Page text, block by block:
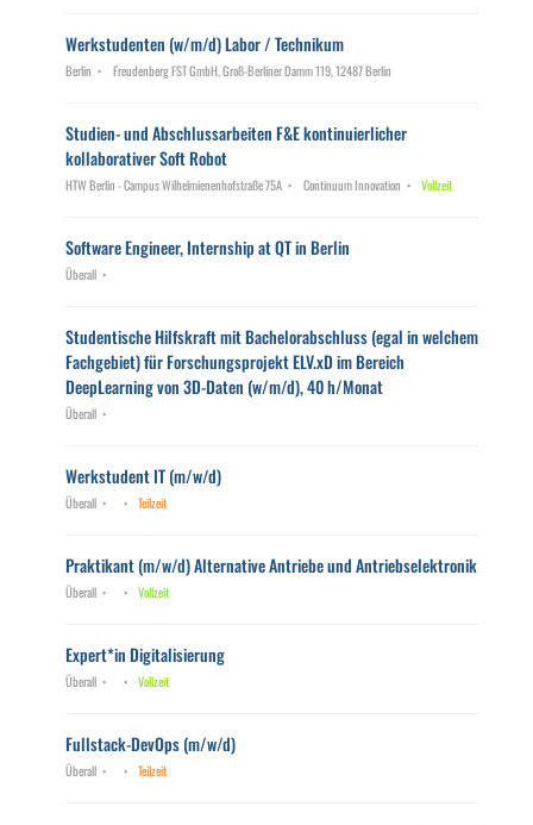
Werkstudenten (w/m/d) Labor / Technikum
Berlin Freudenberg FST GmbH, Groß-Berliner Damm 119, 12487 Berlin
Studien- und Abschlussarbeiten F&E kontinuierlicher
kollaborativer Soft Robot
HTW Berlin - Campus Wilhelmienenhofstraße 75A Continuum Innovation Vollzeit
Software Engineer, Internship at QT in Berlin
Überall
Studentische Hilfskraft mit Bachelorabschluss (egal in welchem
Fachgebiet) für Forschungsprojekt ELV.xD im Bereich
DeepLearning von 3D-Daten (w/m/d), 40 h/Monat
Überall
Werkstudent IT (m/w/d)
Überall Teilzeit
Praktikant (m/w/d) Alternative Antriebe und Antriebselektronik
Überall Vollzeit
Expert*in Digitalisierung
Überall Vollzeit
Fullstack-DevOps (m/w/d)
Überall Teilzeit